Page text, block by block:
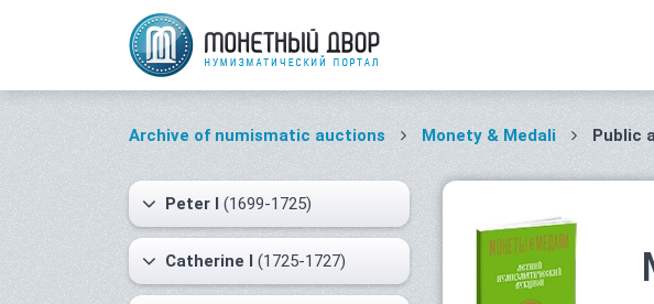
Archive of numismatic auctions Monety & Medali Public
Peter I (1699-1725)
Catherine I (1725-1727)